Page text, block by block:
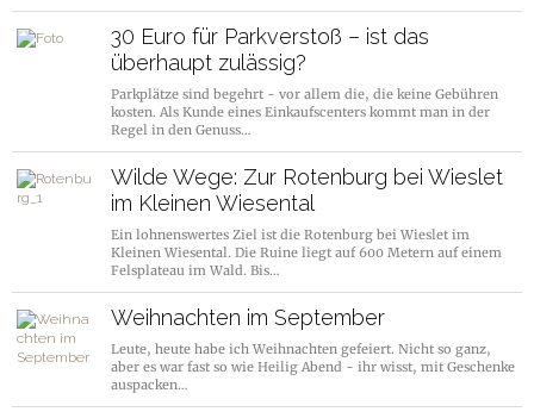
30 Euro für Parkverstoß – ist das
überhaupt zulässig?
Parkplätze sind begehrt - vor allem die, die keine Gebühren
kosten. Als Kunde eines Einkaufscenters kommt man in der
Regel in den Genuss…
Wilde Wege: Zur Rotenburg bei Wieslet
im Kleinen Wiesental
Ein lohnenswertes Ziel ist die Rotenburg bei Wieslet im
Kleinen Wiesental. Die Ruine liegt auf 600 Metern auf einem
Felsplateau im Wald. Bis…
Weihnachten im September
Leute, heute habe ich Weihnachten gefeiert. Nicht so ganz,
aber es war fast so wie Heilig Abend - ihr wisst, mit Geschenke
auspacken…